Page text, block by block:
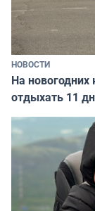
НОВОСТИ
На новогодних
отдыхать 11